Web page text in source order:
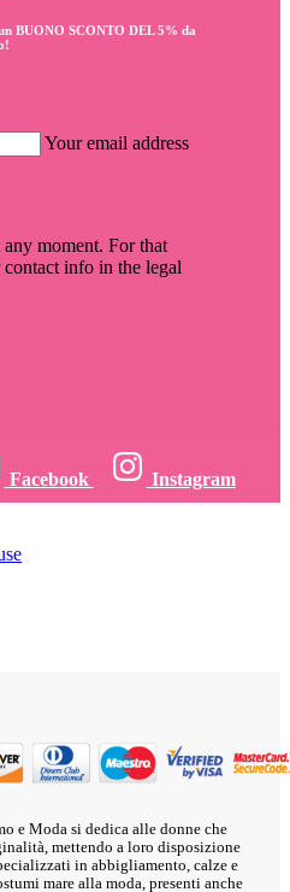
BUONO SCONTO DEL 5% da
Your email address
moment. For that
info in the legal
Facebook Instagram
e Moda si dedica alle donne che
mettendo a loro disposizione
in abbigliamento, calze e
mare alla moda, presenti anche